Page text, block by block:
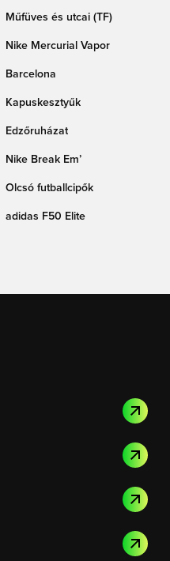
Műfüves és utcai (TF)
Nike Mercurial Vapor
Barcelona
Kapuskesztyűk
Edzőruházat
Nike Break Em’
Olcsó futballcipők
adidas F50 Elite